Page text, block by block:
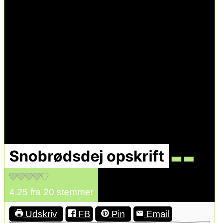
Snobrødsdej opskrift
4.25 fra 20 stemmer
Udskriv FB Pin
Email